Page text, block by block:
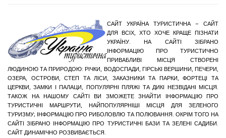
САЙТ УКРАЇНА ТУРИСТИЧНА – САЙТ
ДЛЯ ВСІХ, ХТО ХОЧЕ КРАЩЕ ПІЗНАТИ
УКРАЇНУ. НА САЙТІ ЗІБРАНО
ІНФОРМАЦІЮ ПРО ТУРИСТИЧНО
ПРИВАБЛИВІ МІСЦЯ СТВОРЕНІ
ЛЮДИНОЮ ТА ПРИРОДОЮ: РІЧКИ, ВОДОСПАДИ, ГІРСЬКІ ВЕРШИНИ, ПЕЧЕРИ,
ОЗЕРА, ОСТРОВИ, СТЕП ТА ЛІСИ, ЗАКАЗНИКИ ТА ПАРКИ, ФОРТЕЦІ ТА
ЦЕРКВИ, ЗАМКИ І ПАЛАЦИ, ПОПУЛЯРНІ ПЛЯЖІ ТА ДИКІ НЕЗВІДАНІ МІСЦЯ.
ТАКОЖ НА НАШОМУ САЙТІ ВИ ЗМОЖЕТЕ ЗНАЙТИ ІНФОРМАЦІЮ ПРО
ТУРИСТИЧНІ МАРШРУТИ, НАЙПОПУЛЯРНІШІ МІСЦЯ ДЛЯ ЗЕЛЕНОГО
ТУРИЗМУ; ІНФОРМАЦІЮ ПРО РИБОЛОВЛЮ ТА ПОЛЮВАННЯ. ОКРІМ ТОГО НА
САЙТІ ЗІБРАНО ІНФОРМАЦІЮ ПРО ТУРИСТИЧНІ БАЗИ ТА ЗЕЛЕНІ САДИБИ.
САЙТ ДИНАМІЧНО РОЗВИВАЄТЬСЯ.